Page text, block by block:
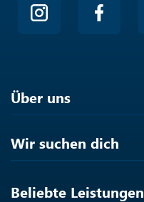
Über uns
Wir suchen dich
Beliebte Leistungen